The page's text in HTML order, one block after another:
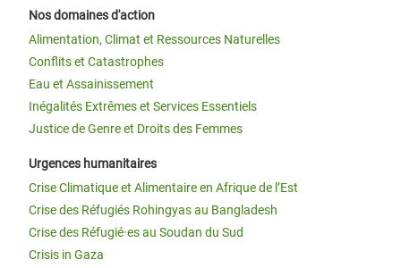
Nos domaines d'action
Alimentation, Climat et Ressources Naturelles
Conflits et Catastrophes
Eau et Assainissement
Inégalités Extrêmes et Services Essentiels
Justice de Genre et Droits des Femmes
Urgences humanitaires
Crise Climatique et Alimentaire en Afrique de l’Est
Crise des Réfugiés Rohingyas au Bangladesh
Crise des Réfugié·es au Soudan du Sud
Crisis in Gaza